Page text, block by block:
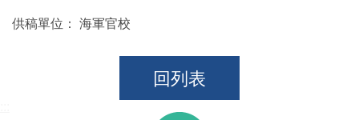
供稿單位： 海軍官校
回列表